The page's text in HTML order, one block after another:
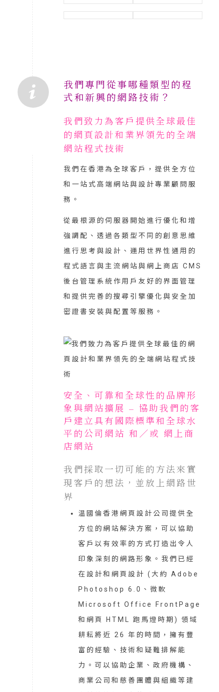
我們專門從事哪種類型的程
式和新興的網路技術？
我們致力為客戶提供全球最佳
的網頁設計和業界領先的全端
網站程式技術
我們在香港為全球客戶，提供全方位
和一站式高端網站與設計專業顧問服
務。
從最根源的伺服器開始進行優化和增
強調配、透過各類型不同的創意思維
進行思考與設計、運用世界性通用的
程式語言與主流網站與網上商店 CMS
後台管理系統作用戶友好的界面管理
和提供完善的搜尋引擎優化與安全加
密證書安裝與配置等服務。
安全、可靠和全球性的品牌形
象與網站擴展 – 協助我們的客
戶建立具有國際標準和全球水
平的公司網站 和／或 網上商
店網站
我們採取一切可能的方法來實
現客戶的想法，並放上網路世
界
温國倫香港網頁設計公司提供全
方位的網站解決方案，可以協助
客戶以有效率的方式打造出令人
印象深刻的網路形象。我們已經
在設計和網頁設計 (大約 Adobe
Photoshop 6.0、微軟
Microsoft Office FrontPage
和網頁 HTML 跑馬燈時期) 領域
耕耘將近 26
年的時間，擁有豐
富的經驗、技術和疑難排解能
力。可以協助企業、政府機構、
商業公司和慈善團體與組織等建